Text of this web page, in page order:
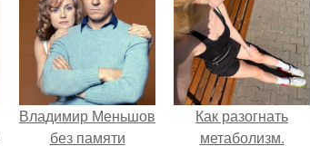
Владимир Меньшов
без памяти
Как разогнать
метаболизм.